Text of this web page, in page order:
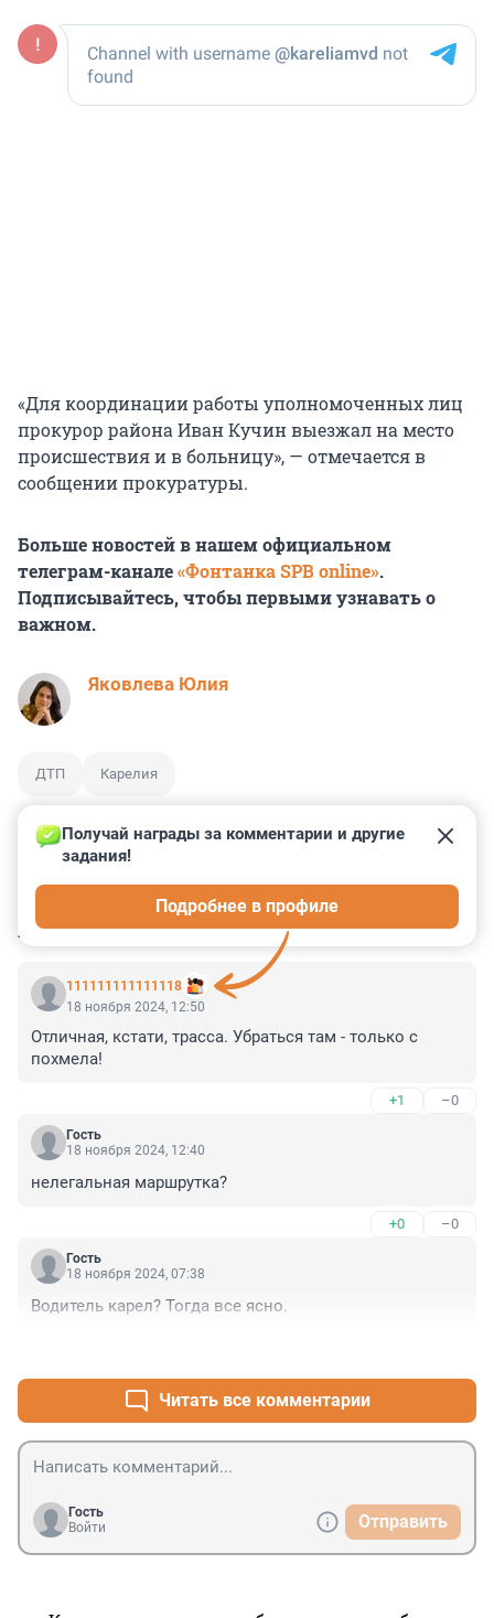
«Для координации работы уполномоченных лиц
прокурор района Иван Кучин выезжал на место
происшествия и в больницу», — отмечается в
сообщении прокуратуры.
Больше новостей в нашем официальном
телеграм-канале«Фонтанка SPB online».
Подписывайтесь, чтобы первыми узнавать о
важном.
Яковлева Юлия
ДТП Карелия
КОММЕНТАРИИ 6
111111111111118
Получай награды за комментарии и другие
задания!
Подробнее в профиле
18 ноября 2024, 12:50
Отличная, кстати, трасса. Убраться там - только с
похмела!
+1 –0
Гость
18 ноября 2024, 12:40
нелегальная маршрутка?
+0 –0
Гость
18 ноября 2024, 07:38
Водитель карел? Тогда все ясно.
Читать все комментарии
Гость
Войти
Отправить